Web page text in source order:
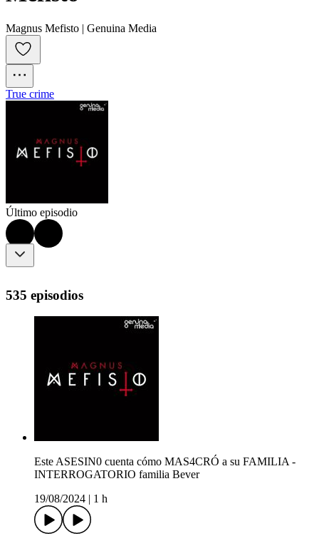
Magnus Mefisto | Genuina Media
True crime
Último episodio
535 episodios
Este ASESIN0 cuenta cómo MAS4CRÓ a su FAMILIA -
INTERROGATORIO familia Bever
19/08/2024
1 h